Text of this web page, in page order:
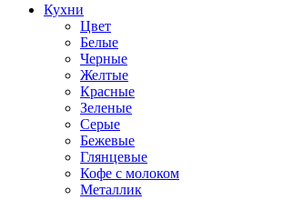
Кухни
Цвет
Белые
Черные
Желтые
Красные
Зеленые
Серые
Бежевые
Глянцевые
Кофе с молоком
Металлик